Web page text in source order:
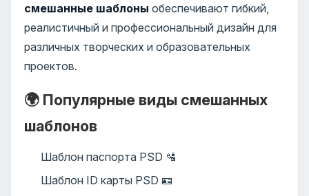
смешанные шаблоны обеспечивают гибкий,
реалистичный и профессиональный дизайн для
различных творческих и образовательных
проектов.
🌍 Популярные виды смешанных
шаблонов
Шаблон паспорта PSD 🛂
Шаблон ID карты PSD 🪪